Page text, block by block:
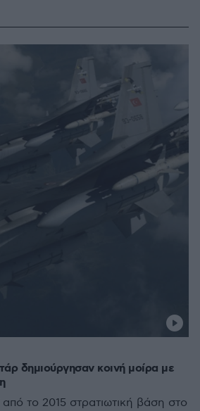
δημιούργησαν κοινή μοίρα με
από το 2015 στρατιωτική βάση στο